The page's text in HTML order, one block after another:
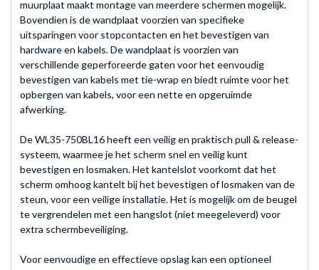
muurplaat maakt montage van meerdere schermen mogelijk.
Bovendien is de wandplaat voorzien van specifieke
uitsparingen voor stopcontacten en het bevestigen van
hardware en kabels. De wandplaat is voorzien van
verschillende geperforeerde gaten voor het eenvoudig
bevestigen van kabels met tie-wrap en biedt ruimte voor het
opbergen van kabels, voor een nette en opgeruimde
afwerking.
De WL35-750BL16 heeft een veilig en praktisch pull & release-
systeem, waarmee je het scherm snel en veilig kunt
bevestigen en losmaken. Het kantelslot voorkomt dat het
scherm omhoog kantelt bij het bevestigen of losmaken van de
steun, voor een veilige installatie. Het is mogelijk om de beugel
te vergrendelen met een hangslot (niet meegeleverd) voor
extra schermbeveiliging.
Voor eenvoudige en effectieve opslag kan een optioneel